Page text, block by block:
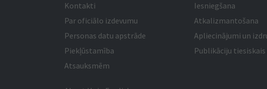
Kontakti
Par oficiālo izdevumu
Personas datu apstrāde
Piekļūstamība
Atsauksmēm
Iesniegšana
Atkalizmantošana
Apliecinājumi un
Publikāciju